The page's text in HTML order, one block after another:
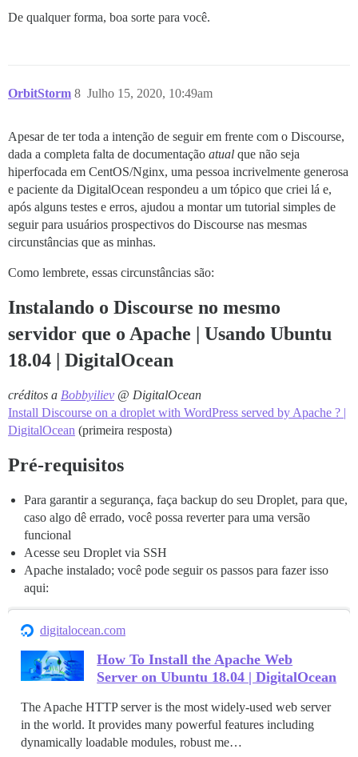
## Se quiser configurar login por senha para root,
## Se quiser autorizar usuários adicionais,
  - exec: echo "Fim dos comandos personalizados"
#- exec: awk -F\# '{print $1;}' ~/.ssh/
De qualquer forma, boa sorte para você.
OrbitStorm Julho 15, 2020, 10:49am
8
Apesar de ter toda a intenção de seguir em frente com o Discourse,
dada a completa falta de documentação atual que não seja
hiperfocada em CentOS/Nginx, uma pessoa incrivelmente generosa
e paciente da DigitalOcean respondeu a um tópico que criei lá e,
após alguns testes e erros, ajudou a montar um tutorial simples de
seguir para usuários prospectivos do Discourse nas mesmas
circunstâncias que as minhas.
Como lembrete, essas circunstâncias são:
Instalando o Discourse no mesmo
servidor que o Apache | Usando Ubuntu
18.04 | DigitalOcean
créditos a Bobbyiliev @ DigitalOcean
Install Discourse on a droplet with WordPress served by Apache ? |
DigitalOcean (primeira resposta)
Pré-requisitos
Para garantir a segurança, faça backup do seu Droplet, para que,
caso algo dê errado, você possa reverter para uma versão
funcional
Acesse seu Droplet via SSH
Apache instalado; você pode seguir os passos para fazer isso
aqui:
digitalocean.com
How To Install the Apache Web
Server on Ubuntu 18.04 | DigitalOcean
The Apache HTTP server is the most widely-used web server
in the world. It provides many powerful features including
dynamically loadable modules, robust me…